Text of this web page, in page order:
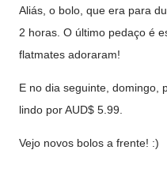
Aliás, o bolo, que era para
2 horas. O último pedaço é
flatmates adoraram!
E no dia seguinte, domingo,
lindo por AUD$ 5.99.
Vejo novos bolos a frente! :)